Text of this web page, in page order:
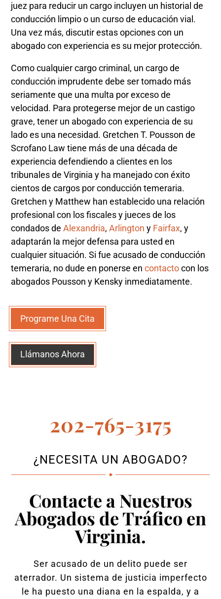
juez para reducir un cargo incluyen un historial de
conducción limpio o un curso de educación vial.
Una vez más, discutir estas opciones con un
abogado con experiencia es su mejor protección.
Como cualquier cargo criminal, un cargo de
conducción imprudente debe ser tomado más
seriamente que una multa por exceso de
velocidad. Para protegerse mejor de un castigo
grave, tener un abogado con experiencia de su
lado es una necesidad. Gretchen T. Pousson de
Scrofano Law tiene más de una década de
experiencia defendiendo a clientes en los
tribunales de Virginia y ha manejado con éxito
cientos de cargos por conducción temeraria.
Gretchen y Matthew han establecido una relación
profesional con los fiscales y jueces de los
condados deAlexandria,Arlingtony Fairfax, y
adaptarán la mejor defensa para usted en
cualquier situación. Si fue acusado de conducción
temeraria, no dude en ponerse encontactocon los
abogados Pousson y Kensky inmediatamente.
Programe Una Cita
Llámanos Ahora
202-765-3175
¿NECESITA UN ABOGADO?
Contacte a Nuestros
Abogados de Tráfico en
Virginia.
Ser acusado de un delito puede ser
aterrador. Un sistema de justicia imperfecto
le ha puesto una diana en la espalda, y a